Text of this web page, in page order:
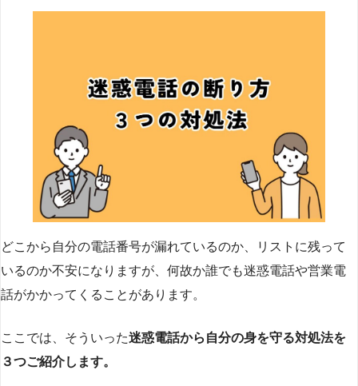
どこから自分の電話番号が漏れているのか、リストに残って
いるのか不安になりますが、何故か誰でも迷惑電話や営業電
話がかかってくることがあります。
ここでは、そういった迷惑電話から自分の身を守る対処法を
３つご紹介します。